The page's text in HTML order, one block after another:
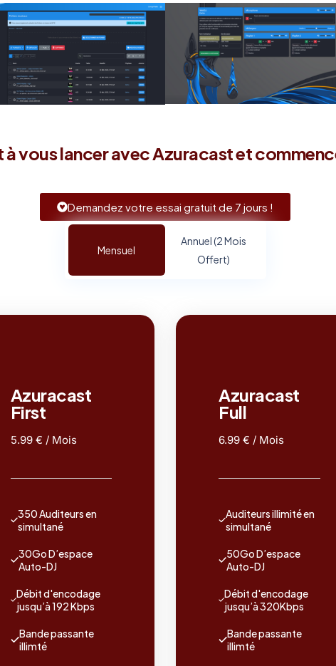
à vous lancer avec Azuracast et
Demandez votre essai gratuit de 7 jours !
Mensuel
Annuel (2 Mois
Offert)
Azuracast
First
5.99 € / Mois
350 Auditeurs en
simultané
30Go D’espace
Auto-DJ
Débit d'encodage
jusqu’à 192 Kbps
Bande passante
illimté
Azuracast
Full
6.99 € / Mois
Auditeurs illimité en
simultané
50Go D’espace
Auto-DJ
Débit d'encodage
jusqu’à 320Kbps
Bande passante
illimté